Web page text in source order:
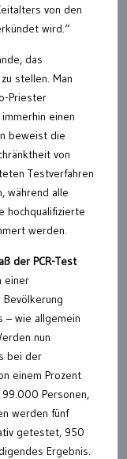
von den
wird.“
das
stellen. Man
Priester
einen
beweist die
von
Testverfahren
während alle
hochqualifizierte
werden.
der PCR-Test
einer
Bevölkerung
– wie allgemein
nun
bei der
einem Prozent
Personen,
werden fünf
getestet, 950
Ergebnis.